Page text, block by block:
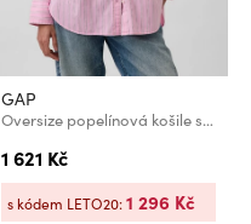
GAP
Oversize popelínová košile s logem Big Shirt GAP
1 621 Kč
s kódem LETO20:1 296 Kč